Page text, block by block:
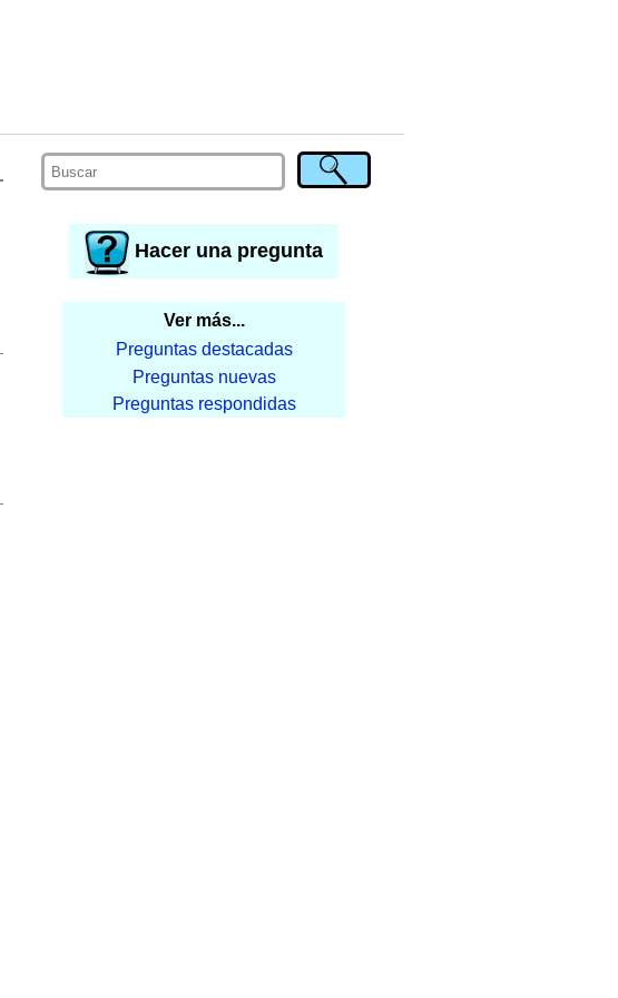
Hacer una pregunta
Ver más...
Preguntas destacadas
Preguntas nuevas
Preguntas respondidas